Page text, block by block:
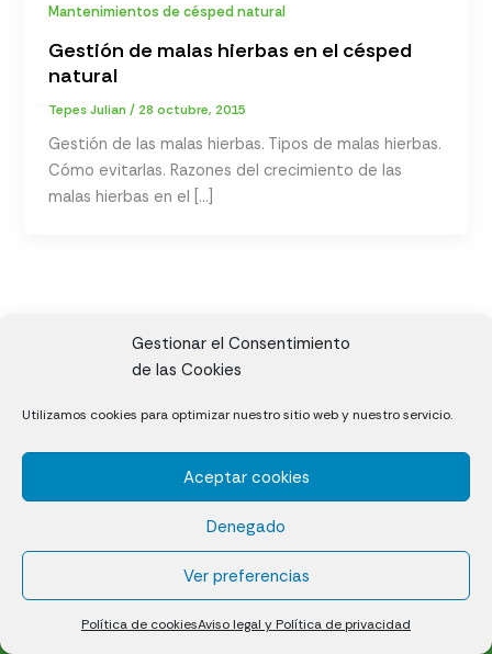
Gestionar el Consentimiento
de las Cookies
Utilizamos cookies para optimizar nuestro sitio web y nuestro servicio.
Aceptar cookies
Denegado
Ver preferencias
Política de cookiesAviso legal y Política de privacidad
Mantenimientos de césped natural
Gestión de malas hierbas en el césped
natural
Tepes Julian/ 28 octubre, 2015
Gestión de las malas hierbas. Tipos de malas hierbas.
Cómo evitarlas. Razones del crecimiento de las
malas hierbas en el […]
Cáceres
Césped natural en tepes
Política de cookies (UE)
Aviso legal y Política de privacidad
¿Quiénes somos?
Contacto